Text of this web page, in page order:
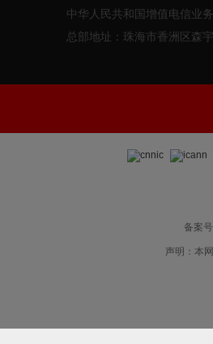
中华人民共和国增值电信业
总部地址：珠海市香洲区森
备案号
声明：本